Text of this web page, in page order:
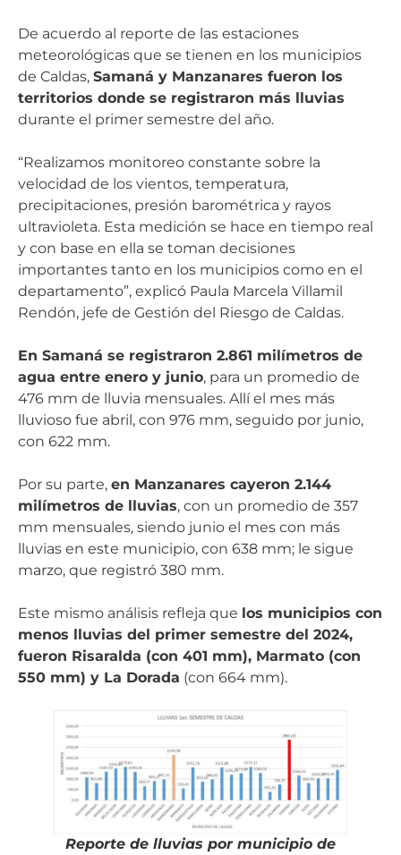
De acuerdo al reporte de las estaciones
meteorológicas que se tienen en los municipios
de Caldas, Samaná y Manzanares fueron los
territorios donde se registraron más lluvias
durante el primer semestre del año.
“Realizamos monitoreo constante sobre la
velocidad de los vientos, temperatura,
precipitaciones, presión barométrica y rayos
ultravioleta. Esta medición se hace en tiempo real
y con base en ella se toman decisiones
importantes tanto en los municipios como en el
departamento”, explicó Paula Marcela Villamil
Rendón, jefe de Gestión del Riesgo de Caldas.
En Samaná se registraron 2.861 milímetros de
agua entre enero y junio, para un promedio de
476 mm de lluvia mensuales. Allí el mes más
lluvioso fue abril, con 976 mm, seguido por junio,
con 622 mm.
Por su parte, en Manzanares cayeron 2.144
milímetros de lluvias, con un promedio de 357
mm mensuales, siendo junio el mes con más
lluvias en este municipio, con 638 mm; le sigue
marzo, que registró 380 mm.
Este mismo análisis refleja que los municipios con
menos lluvias del primer semestre del 2024,
fueron Risaralda (con 401 mm), Marmato (con
550 mm) y La Dorada (con 664 mm).
Reporte de lluvias por municipio de